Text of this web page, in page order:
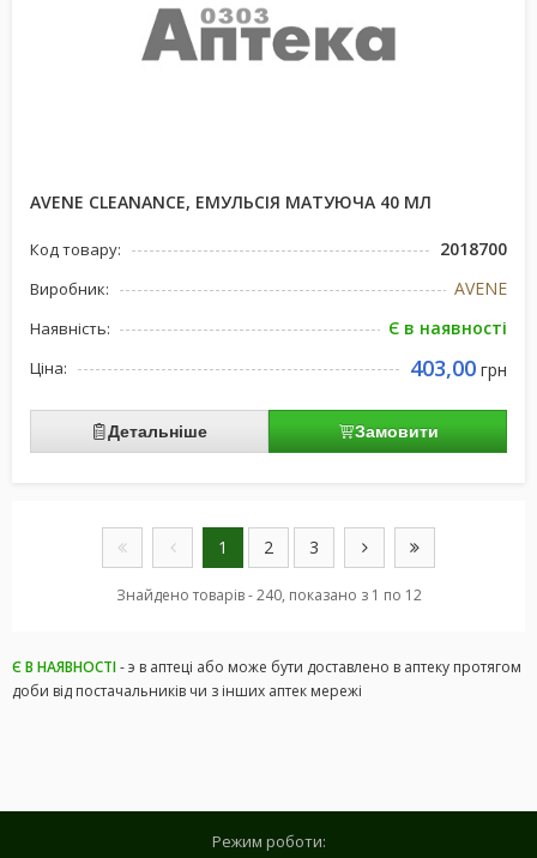
AVENE CLEANANCE, ЕМУЛЬСІЯ МАТУЮЧА 40 МЛ
Код товару: 2018700
Виробник: AVENE
Наявність: Є в наявності
Ціна: 403,00 грн
Детальніше Замовити
1 2 3
Знайдено товарів - 240, показано з 1 по 12
Є В НАЯВНОСТІ- э в аптеці або може бути доставлено в аптеку протягом
доби від постачальників чи з інших аптек мережі
Режим роботи: